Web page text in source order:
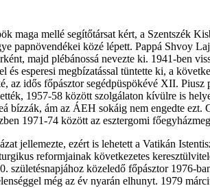
maga mellé segítőtársat kért, a Szentszék
papnövendékei közé lépett. Pappá Shvoy
majd plébánossá nevezte ki. 1941-ben
esperesi megbízatással tüntette ki, a
az idős főpásztor segédpüspökévé XII.
1957-58 között szolgálaton kívülre is
bízzák, ám az ÁEH sokáig nem engedte
1971-74 között az esztergomi
jellemezte, ezért is lehetett a Vatikán
reformjainak következetes
születésnapjához közeledő főpásztor 1976-
még az év nyarán elhunyt. 1979